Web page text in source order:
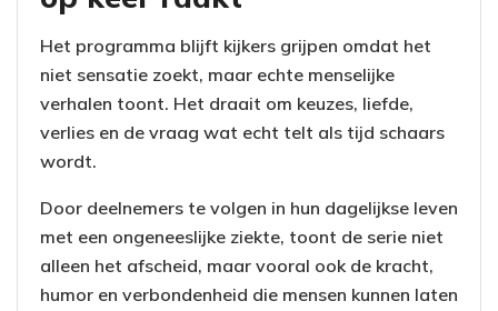
Het programma blijft kijkers grijpen omdat het
niet sensatie zoekt, maar echte menselijke
verhalen toont. Het draait om keuzes, liefde,
verlies en de vraag wat echt telt als tijd schaars
wordt.
Door deelnemers te volgen in hun dagelijkse leven
met een ongeneeslijke ziekte, toont de serie niet
alleen het afscheid, maar vooral ook de kracht,
humor en verbondenheid die mensen kunnen laten